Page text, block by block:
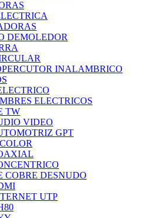
DEMOLEDOR
INALAMBRICO
ELECTRICOS
TW
VIDEO
GPT
COBRE DESNUDO
UTP